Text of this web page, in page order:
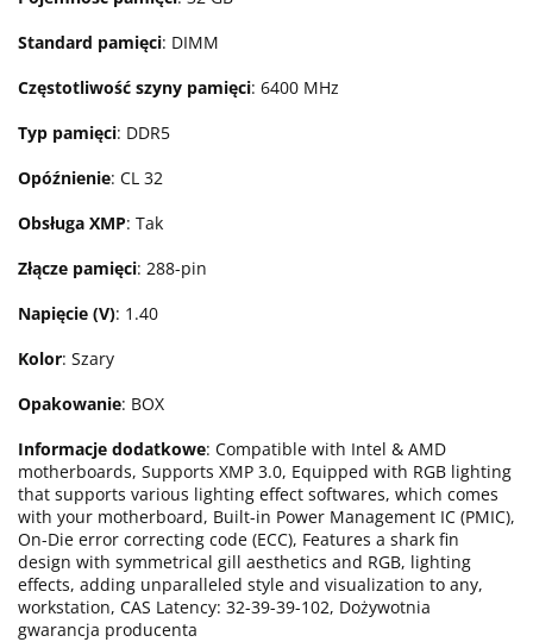
Standard pamięci: DIMM
Częstotliwość szyny pamięci: 6400 MHz
Typ pamięci: DDR5
Opóźnienie: CL 32
Obsługa XMP: Tak
Złącze pamięci: 288-pin
Napięcie (V): 1.40
Kolor: Szary
Opakowanie: BOX
Informacje dodatkowe: Compatible with Intel & AMD
motherboards, Supports XMP 3.0, Equipped with RGB lighting
that supports various lighting effect softwares, which comes
with your motherboard, Built-in Power Management IC (PMIC),
On-Die error correcting code (ECC), Features a shark fin
design with symmetrical gill aesthetics and RGB, lighting
effects, adding unparalleled style and visualization to any,
workstation, CAS Latency: 32-39-39-102, Dożywotnia
gwarancja producenta